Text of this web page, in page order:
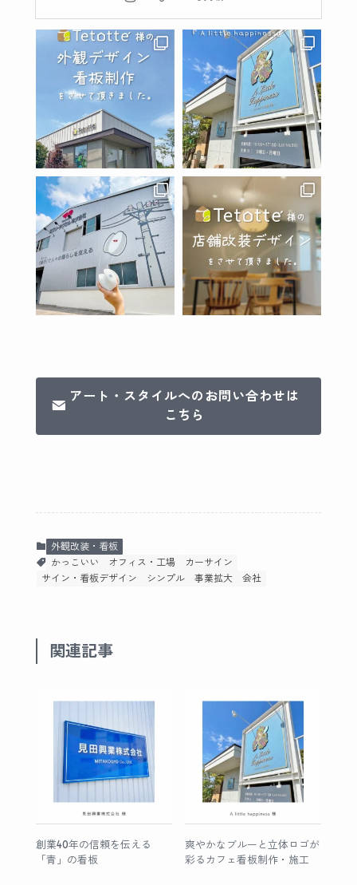
アート・スタイルへのお問い合わせは
こちら
外観改装・看板
かっこいい
オフィス・工場
カーサイン
サイン・看板デザイン
シンプル 事業拡大 会社
関連記事
創業40年の信頼を伝える
「青」の看板
爽やかなブルーと立体ロゴが
彩るカフェ看板制作・施工